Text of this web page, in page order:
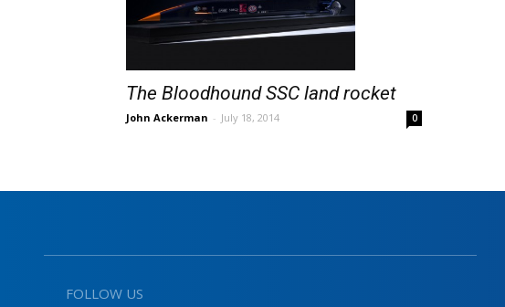
The Bloodhound SSC land rocket
John Ackerman - July 18, 2014 0
FOLLOW US